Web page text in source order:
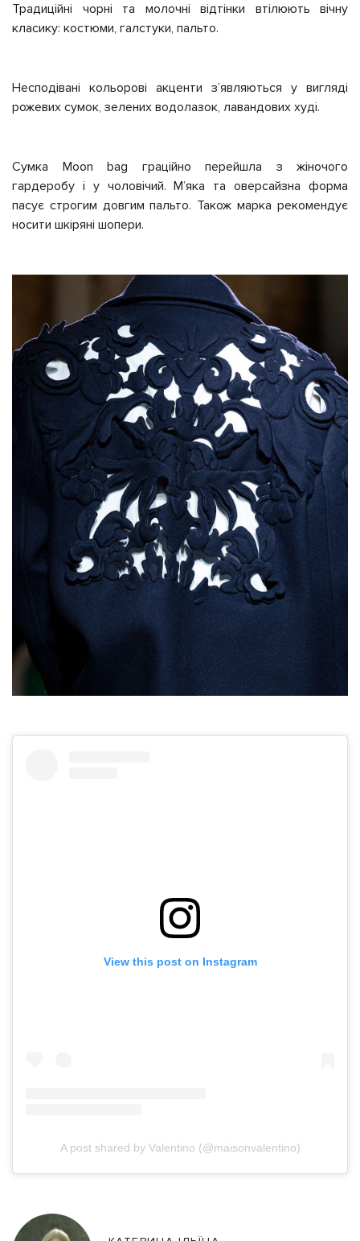
Традиційні чорні та молочні відтінки втілюють вічну
класику: костюми, галстуки, пальто.
Несподівані кольорові акценти з’являються у вигляді
рожевих сумок, зелених водолазок, лавандових худі.
Сумка Moon bag граційно перейшла з жіночого
гардеробу і у чоловічий. Мʼяка та оверсайзна форма
пасує строгим довгим пальто. Також марка рекомендує
носити шкіряні шопери.
View this post on Instagram
A post shared by Valentino (@maisonvalentino)